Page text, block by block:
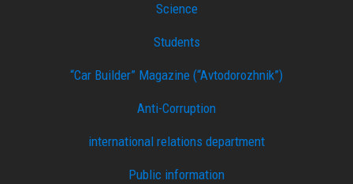
Science
Students
“Car Builder” Magazine (“Avtodorozhnik”)
Anti-Corruption
international relations department
Public information